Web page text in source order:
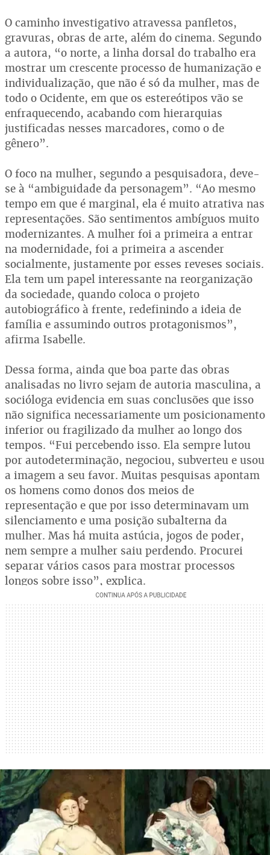
O caminho investigativo atravessa panfletos,
gravuras, obras de arte, além do cinema. Segundo
a autora, “o norte, a linha dorsal do trabalho era
mostrar um crescente processo de humanização e
individualização, que não é só da mulher, mas de
todo o Ocidente, em que os estereótipos vão se
enfraquecendo, acabando com hierarquias
justificadas nesses marcadores, como o de
gênero”.
O foco na mulher, segundo a pesquisadora, deve-
se à “ambiguidade da personagem”. “Ao mesmo
tempo em que é marginal, ela é muito atrativa nas
representações. São sentimentos ambíguos muito
modernizantes. A mulher foi a primeira a entrar
na modernidade, foi a primeira a ascender
socialmente, justamente por esses reveses sociais.
Ela tem um papel interessante na reorganização
da sociedade, quando coloca o projeto
autobiográfico à frente, redefinindo a ideia de
família e assumindo outros protagonismos”,
afirma Isabelle.
Dessa forma, ainda que boa parte das obras
analisadas no livro sejam de autoria masculina, a
socióloga evidencia em suas conclusões que isso
não significa necessariamente um posicionamento
inferior ou fragilizado da mulher ao longo dos
tempos. “Fui percebendo isso. Ela sempre lutou
por autodeterminação, negociou, subverteu e usou
a imagem a seu favor. Muitas pesquisas apontam
os homens como donos dos meios de
representação e que por isso determinavam um
silenciamento e uma posição subalterna da
mulher. Mas há muita astúcia, jogos de poder,
nem sempre a mulher saiu perdendo. Procurei
separar vários casos para mostrar processos
longos sobre isso”, explica.